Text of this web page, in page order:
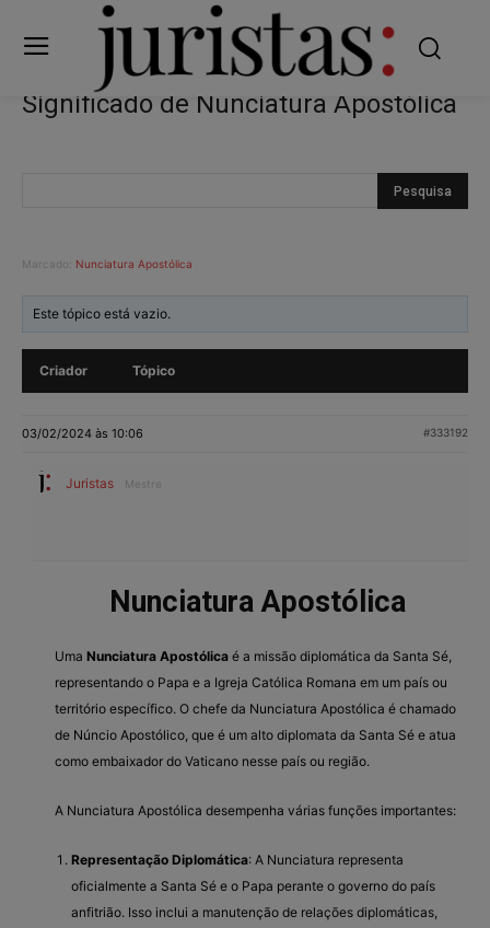
Significado de Nunciatura Apostólica
Marcado: Nunciatura Apostólica
Este tópico está vazio.
Criador Tópico
03/02/2024 às 10:06 #333192
Juristas Mestre
Nunciatura Apostólica
Uma Nunciatura Apostólica é a missão diplomática da Santa Sé,
representando o Papa e a Igreja Católica Romana em um país ou
território específico. O chefe da Nunciatura Apostólica é chamado
de Núncio Apostólico, que é um alto diplomata da Santa Sé e atua
como embaixador do Vaticano nesse país ou região.
A Nunciatura Apostólica desempenha várias funções importantes:
Representação Diplomática: A Nunciatura representa
oficialmente a Santa Sé e o Papa perante o governo do país
anfitrião. Isso inclui a manutenção de relações diplomáticas,